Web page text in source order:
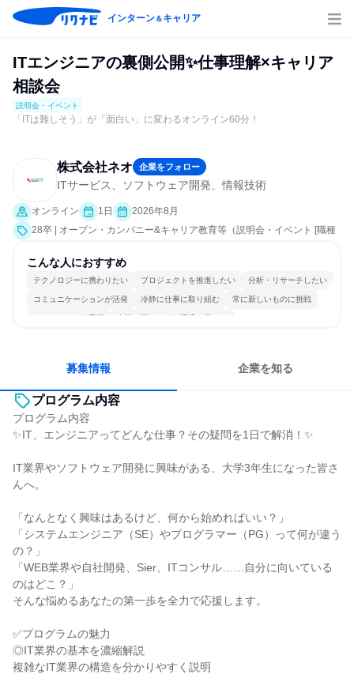
インターン＆キャリア
ITエンジニアの裏側公開✨仕事理解×キャリア
相談会
説明会・イベント
「ITは難しそう」が「面白い」に変わるオンライン60分！
株式会社ネオ 企業をフォロー
ITサービス、ソフトウェア開発、情報技術
オンライン 1日
2026年8月
28卒 | オープン・カンパニー&キャリア教育等（説明会・イベント [職種
こんな人におすすめ
テクノロジーに携わりたい プロジェクトを推進したい 分析・リサーチしたい
コミュニケーションが活発 冷静に仕事に取り組む 常に新しいものに挑戦
チームワークを重視 女性が働きやすい環境で働ける
募集情報 企業を知る
プログラム内容
プログラム内容
✨IT、エンジニアってどんな仕事？その疑問を1日で解消！✨
IT業界やソフトウェア開発に興味がある、大学3年生になった皆さ
んへ。
「なんとなく興味はあるけど、何から始めればいい？」
「システムエンジニア（SE）やプログラマー（PG）って何が違う
の？」
「WEB業界や自社開発、Sier、ITコンサル……自分に向いている
のはどこ？」
そんな悩めるあなたの第一歩を全力で応援します。
✅プログラムの魅力
◎IT業界の基本を濃縮解説
複雑なIT業界の構造を分かりやすく説明